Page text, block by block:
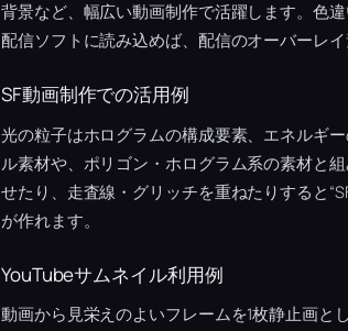
背景など、幅広い動画制作で活躍します。色
配信ソフトに読み込めば、配信のオーバーレイ
SF動画制作での活用例
光の粒子はホログラムの構成要素、エネルギ
ル素材や、ポリゴン・ホログラム系の素材と
せたり、走査線・グリッチを重ねたりすると
が作れます。
YouTubeサムネイル利用例
動画から見栄えのよいフレームを1枚静止画